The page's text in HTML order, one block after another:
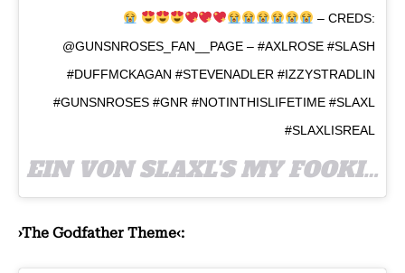
– CREDS:
@GUNSNROSES_FAN__PAGE – #AXLROSE #SLASH
#DUFFMCKAGAN #STEVENADLER #IZZYSTRADLIN
#GUNSNROSES #GNR #NOTINTHISLIFETIME #SLAXL
#SLAXLISREAL
EIN VON SLAXL'S MY FOOKIN OTP
›The Godfather Theme‹: